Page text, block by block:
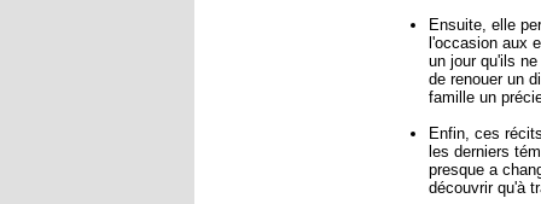
Ensuite, elle
l'occasion aux
un jour qu'ils
de renouer un
famille un
Enfin, ces
les derniers
presque a
découvrir qu'à